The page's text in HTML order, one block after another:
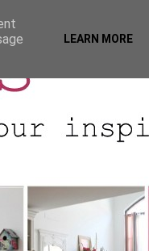
LEARN MORE